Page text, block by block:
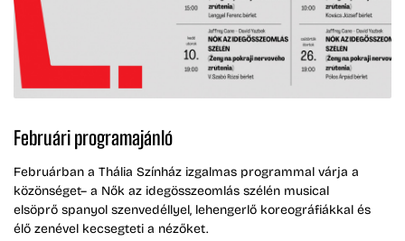
Februári programajánló
Februárban a Thália Színház izgalmas programmal várja a
közönséget– a Nők az idegösszeomlás szélén musical
elsöprő spanyol szenvedéllyel, lehengerlő koreográfiákkal és
élő zenével kecsegteti a nézőket.